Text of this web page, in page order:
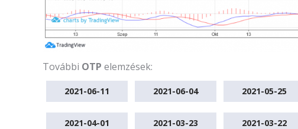
További OTP elemzések:
2021-06-11 2021-06-04 2021-05-25
2021-04-01 2021-03-23 2021-03-22